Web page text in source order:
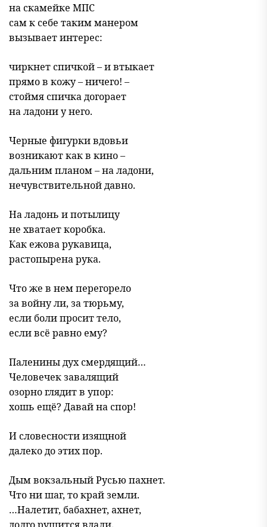
на скамейке МПС
сам к себе таким манером
вызывает интерес:
чиркнет спичкой – и втыкает
прямо в кожу – ничего! –
стоймя спичка догорает
на ладони у него.
Черные фигурки вдовьи
возникают как в кино –
дальним планом – на ладони,
нечувствительной давно.
На ладонь и потылицу
не хватает коробка.
Как ежова рукавица,
растопырена рука.
Что же в нем перегорело
за войну ли, за тюрьму,
если боли просит тело,
если всё равно ему?
Паленины дух смердящий…
Человечек завалящий
озорно глядит в упор:
хошь ещё? Давай на спор!
И словесности изящной
далеко до этих пор.
Дым вокзальный Русью пахнет.
Что ни шаг, то край земли.
…Налетит, бабахнет, ахнет,